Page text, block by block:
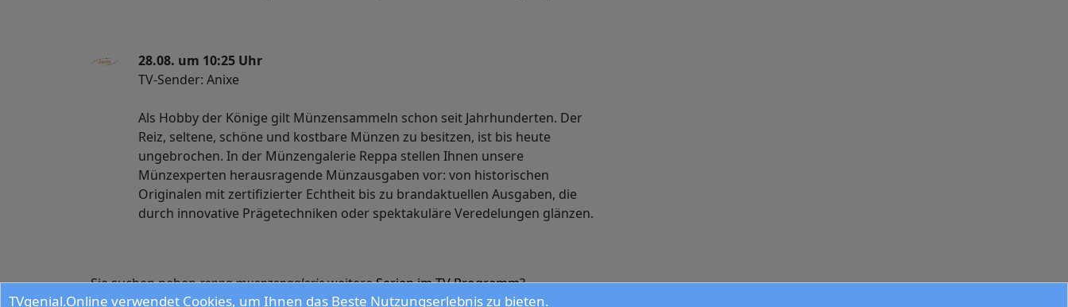
TVgenial.Online verwendet Cookies, um Ihnen das Beste Nutzungserlebnis zu bieten.
28.08. um 10:25 Uhr
TV-Sender: Anixe
Als Hobby der Könige gilt Münzensammeln schon seit Jahrhunderten. Der
Reiz, seltene, schöne und kostbare Münzen zu besitzen, ist bis heute
ungebrochen. In der Münzengalerie Reppa stellen Ihnen unsere
Münzexperten herausragende Münzausgaben vor: von historischen
Originalen mit zertifizierter Echtheit bis zu brandaktuellen Ausgaben, die
durch innovative Prägetechniken oder spektakuläre Veredelungen glänzen.
Sie suchen nebenreppa muenzengalerieweitereSerien im TV Programm?